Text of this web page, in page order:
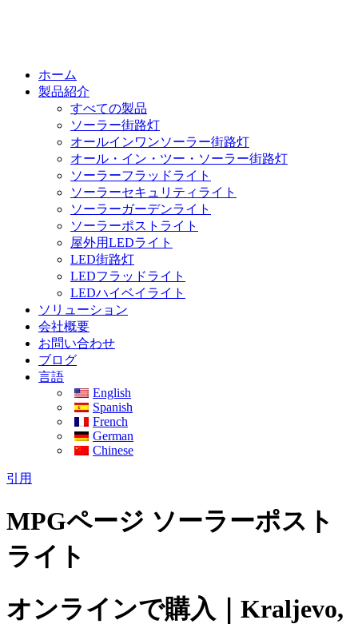
ホーム
製品紹介
すべての製品
ソーラー街路灯
オールインワンソーラー街路灯
オール・イン・ツー・ソーラー街路灯
ソーラーフラッドライト
ソーラーセキュリティライト
ソーラーガーデンライト
ソーラーポストライト
屋外用LEDライト
LED街路灯
LEDフラッドライト
LEDハイベイライト
ソリューション
会社概要
お問い合わせ
ブログ
言語
English
Spanish
French
German
Chinese
引用
MPGページ ソーラーポスト
ライト
オンラインで購入｜Kraljevo,